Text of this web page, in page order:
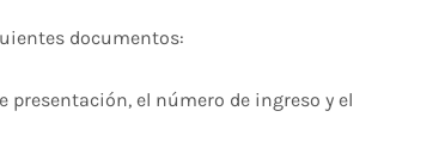
documentos:
presentación, el número de ingreso y el